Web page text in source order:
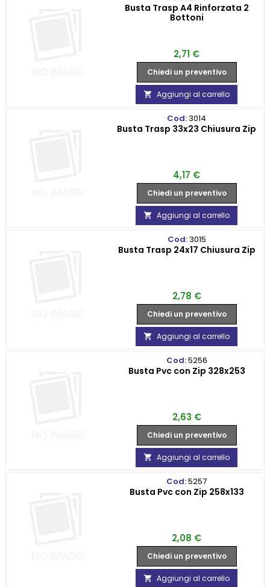
Busta Trasp A4 Rinforzata 2
Bottoni
Prezzo
2,71 €
Chiedi un preventivo
 Aggiungi al carrello
Cod:3014
Busta Trasp 33x23 Chiusura Zip
Prezzo
4,17 €
Chiedi un preventivo
 Aggiungi al carrello
Cod:3015
Busta Trasp 24x17 Chiusura Zip
Prezzo
2,78 €
Chiedi un preventivo
 Aggiungi al carrello
Cod:5256
Busta Pvc con Zip 328x253
Prezzo
2,63 €
Chiedi un preventivo
 Aggiungi al carrello
Cod:5257
Busta Pvc con Zip 258x133
Prezzo
2,08 €
Chiedi un preventivo
 Aggiungi al carrello